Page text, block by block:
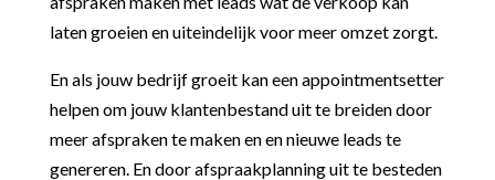
laten groeien en uiteindelijk voor meer omzet zorgt.
En als jouw bedrijf groeit kan een appointmentsetter
helpen om jouw klantenbestand uit te breiden door
meer afspraken te maken en en nieuwe leads te
genereren. En door afspraakplanning uit te besteden